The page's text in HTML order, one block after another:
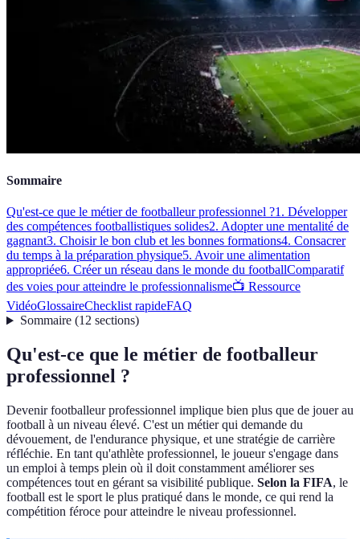
Sommaire
Qu'est-ce que le métier de footballeur professionnel ?1. Développer
des compétences footballistiques solides2. Adopter une mentalité de
gagnant3. Choisir le bon club et les bonnes formations4. Consacrer
du temps à la préparation physique5. Avoir une alimentation
appropriée6. Créer un réseau dans le monde du footballComparatif
des voies pour atteindre le professionnalisme📺 Ressource
VidéoGlossaireChecklist rapideFAQ
Sommaire(12 sections)
Qu'est-ce que le métier de footballeur
professionnel ?
Devenir footballeur professionnel implique bien plus que de jouer au
football à un niveau élevé. C'est un métier qui demande du
dévouement, de l'endurance physique, et une stratégie de carrière
réfléchie. En tant qu'athlète professionnel, le joueur s'engage dans
un emploi à temps plein où il doit constamment améliorer ses
compétences tout en gérant sa visibilité publique. Selon la FIFA, le
football est le sport le plus pratiqué dans le monde, ce qui rend la
compétition féroce pour atteindre le niveau professionnel.